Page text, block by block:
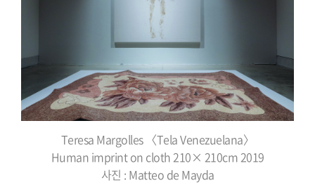
Teresa Margolles 〈Tela Venezuelana〉
Human imprint on cloth 210× 210cm 2019
사진 : Matteo de Mayda